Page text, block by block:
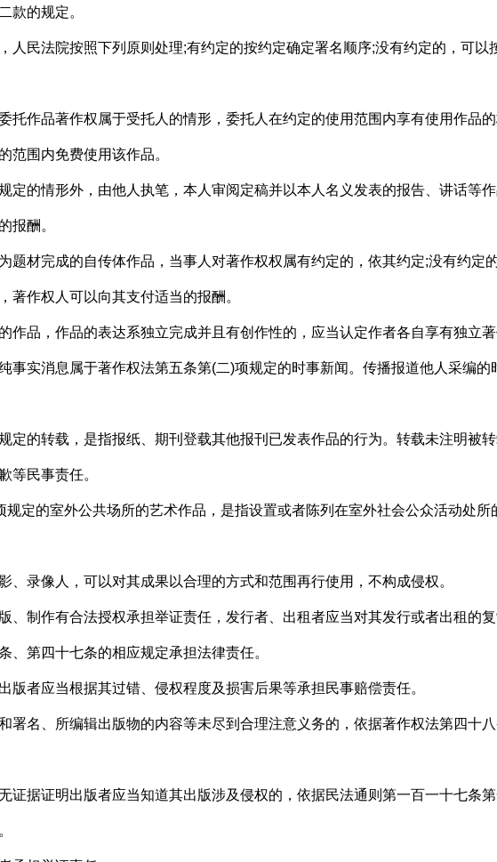
款的规定。
法院按照下列原则处理;有约定的按约定确定署名顺序;没有约定的，可以
品著作权属于受托人的情形，委托人在约定的使用范围内享有使用作品的
范围内免费使用该作品。
情形外，由他人执笔，本人审阅定稿并以本人名义发表的报告、讲话等作
报酬。
完成的自传体作品，当事人对著作权权属有约定的，依其约定;没有约定
著作权人可以向其支付适当的报酬。
，作品的表达系独立完成并且有创作性的，应当认定作者各自享有独立著
消息属于著作权法第五条第(二)项规定的时事新闻。传播报道他人采编的
转载，是指报纸、期刊登载其他报刊已发表作品的行为。转载未注明被转
等民事责任。
的室外公共场所的艺术作品，是指设置或者陈列在室外社会公众活动处所
录像人，可以对其成果以合理的方式和范围再行使用，不构成侵权。
作有合法授权承担举证责任，发行者、出租者应当对其发行或者出租的复
、第四十七条的相应规定承担法律责任。
应当根据其过错、侵权程度及损害后果等承担民事赔偿责任。
名、所编辑出版物的内容等未尽到合理注意义务的，依据著作权法第四十
据证明出版者应当知道其出版涉及侵权的，依据民法通则第一百一十七条